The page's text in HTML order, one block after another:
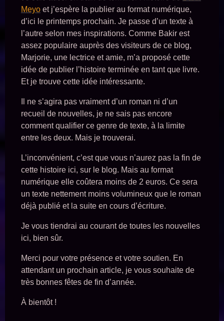
Meyo et j’espère la publier au format numérique,
d’ici le printemps prochain. Je passe d’un texte à
l’autre selon mes inspirations. Comme Bakir est
assez populaire auprès des visiteurs de ce blog,
Marjorie, une lectrice et amie, m’a proposé cette
idée de publier l’histoire terminée en tant que livre.
Et je trouve cette idée intéressante.
Il ne s’agira pas vraiment d’un roman ni d’un
recueil de nouvelles, je ne sais pas encore
comment qualifier ce genre de texte, à la limite
entre les deux. Mais je trouverai.
L’inconvénient, c’est que vous n’aurez pas la fin de
cette histoire ici, sur le blog. Mais au format
numérique elle coûtera moins de 2 euros. Ce sera
un texte nettement moins volumineux que le roman
déjà publié et la suite en cours d’écriture.
Je vous tiendrai au courant de toutes les nouvelles
ici, bien sûr.
Merci pour votre présence et votre soutien. En
attendant un prochain article, je vous souhaite de
très bonnes fêtes de fin d’année.
À bientôt !